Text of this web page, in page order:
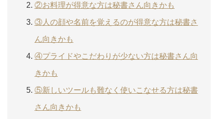
②お料理が得意な方は秘書さん向きかも
③人の顔や名前を覚えるのが得意な方は秘書さ
ん向きかも
④プライドやこだわりが少ない方は秘書さん向
きかも
⑤新しいツールも難なく使いこなせる方は秘書
さん向きかも